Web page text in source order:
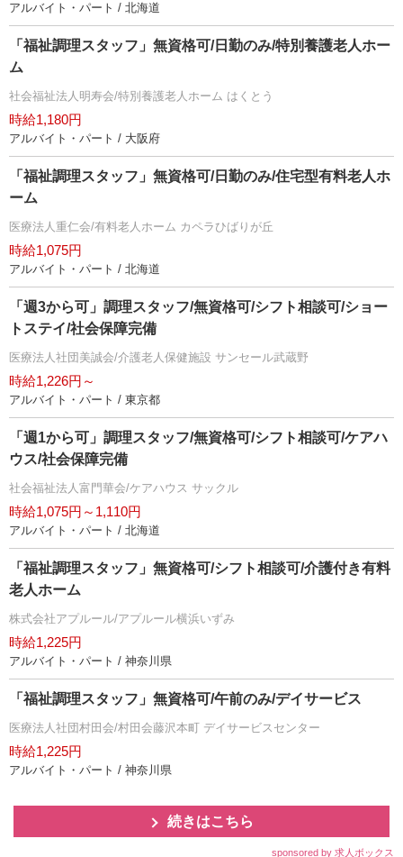
アルバイト・パート / 北海道
「福祉調理スタッフ」無資格可/日勤のみ/特別養護老人ホー
ム
社会福祉法人明寿会/特別養護老人ホーム はくとう
時給1,180円
アルバイト・パート / 大阪府
「福祉調理スタッフ」無資格可/日勤のみ/住宅型有料老人ホ
ーム
医療法人重仁会/有料老人ホーム カペラひばりが丘
時給1,075円
アルバイト・パート / 北海道
「週3から可」調理スタッフ/無資格可/シフト相談可/ショー
トステイ/社会保障完備
医療法人社団美誠会/介護老人保健施設 サンセール武蔵野
時給1,226円～
アルバイト・パート / 東京都
「週1から可」調理スタッフ/無資格可/シフト相談可/ケアハ
ウス/社会保障完備
社会福祉法人富門華会/ケアハウス サックル
時給1,075円～1,110円
アルバイト・パート / 北海道
「福祉調理スタッフ」無資格可/シフト相談可/介護付き有料
老人ホーム
株式会社アプルール/アプルール横浜いずみ
時給1,225円
アルバイト・パート / 神奈川県
「福祉調理スタッフ」無資格可/午前のみ/デイサービス
医療法人社団村田会/村田会藤沢本町 デイサービスセンター
時給1,225円
アルバイト・パート / 神奈川県
続きはこちら
sponsored by 求人ボックス